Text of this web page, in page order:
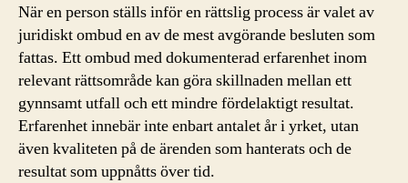
När en person ställs inför en rättslig process är valet av
juridiskt ombud en av de mest avgörande besluten som
fattas. Ett ombud med dokumenterad erfarenhet inom
relevant rättsområde kan göra skillnaden mellan ett
gynnsamt utfall och ett mindre fördelaktigt resultat.
Erfarenhet innebär inte enbart antalet år i yrket, utan
även kvaliteten på de ärenden som hanterats och de
resultat som uppnåtts över tid.